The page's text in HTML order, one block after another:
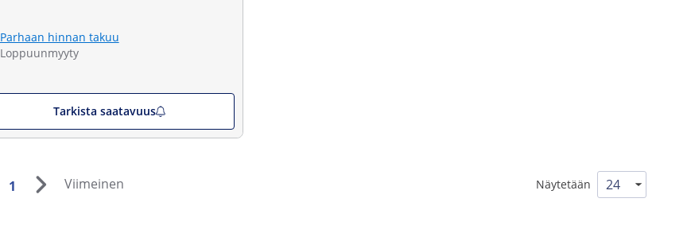
Parhaan hinnan takuu
Loppuunmyyty
Tarkista saatavuus
1 Viimeinen Näytetään